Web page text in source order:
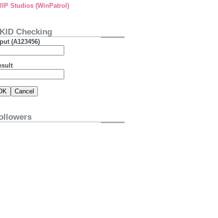
Studios (WinPatrol)
Checking
(A123456)